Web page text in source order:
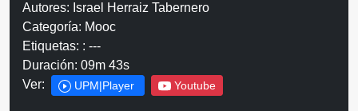
Autores: Israel Herraiz Tabernero
Categoría: Mooc
Etiquetas: : ---
Duración: 09m 43s
Ver:
UPM|Player Youtube